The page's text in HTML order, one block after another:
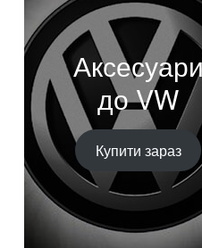
до VW
Купити зараз